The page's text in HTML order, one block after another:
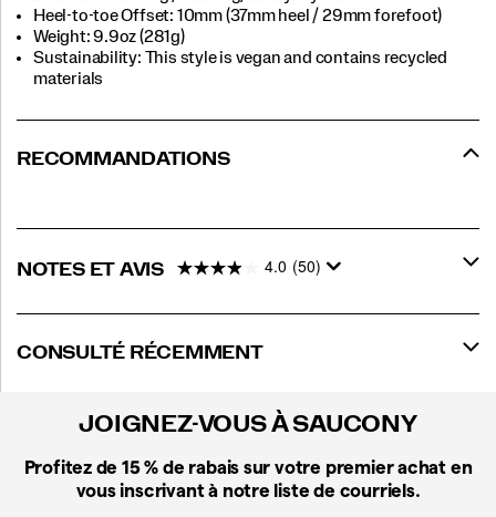
Heel-to-toe Offset: 10mm (37mm heel / 29mm forefoot)
Weight: 9.9oz (281g)
Sustainability: This style is vegan and contains recycled
materials
RECOMMANDATIONS
NOTES ET AVIS 4.0 (50)
CONSULTÉ RÉCEMMENT
JOIGNEZ-VOUS À SAUCONY
Profitez de 15 % de rabais sur votre premier achat en
vous inscrivant à notre liste de courriels.